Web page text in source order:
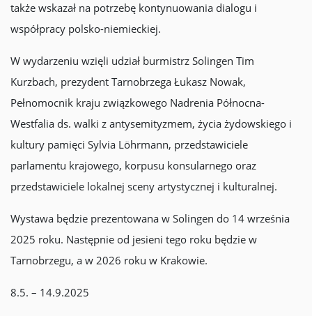
także wskazał na potrzebę kontynuowania dialogu i
współpracy polsko-niemieckiej.
W wydarzeniu wzięli udział burmistrz Solingen Tim
Kurzbach, prezydent Tarnobrzega Łukasz Nowak,
Pełnomocnik kraju związkowego Nadrenia Północna-
Westfalia ds. walki z antysemityzmem, życia żydowskiego i
kultury pamięci Sylvia Löhrmann, przedstawiciele
parlamentu krajowego, korpusu konsularnego oraz
przedstawiciele lokalnej sceny artystycznej i kulturalnej.
Wystawa będzie prezentowana w Solingen do 14 września
2025 roku. Następnie od jesieni tego roku będzie w
Tarnobrzegu, a w 2026 roku w Krakowie.
8.5. – 14.9.2025